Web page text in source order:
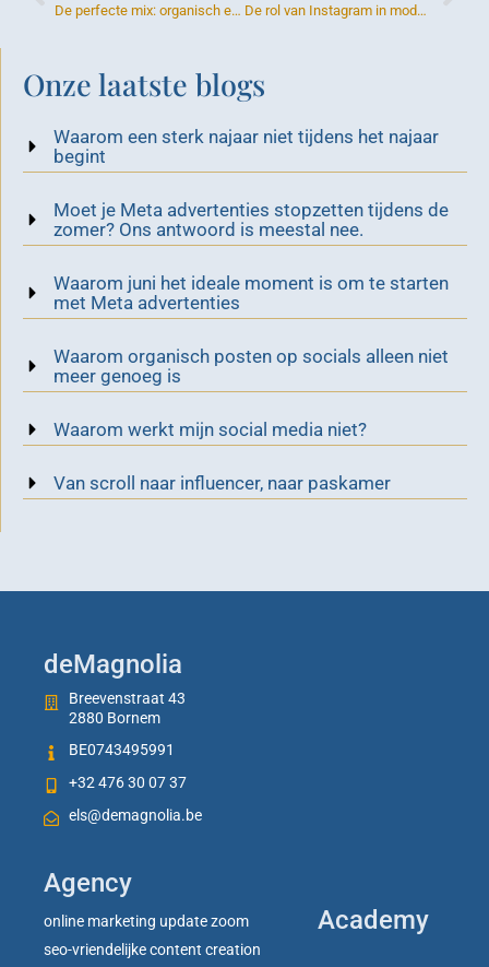
De perfecte mix: organisch en betaald beheer in social media marketing De rol van Instagram in moderne marketingstrategieën voor KMO’s en retailers
Onze laatste blogs
Waarom een sterk najaar niet tijdens het najaar
begint
Moet je Meta advertenties stopzetten tijdens de
zomer? Ons antwoord is meestal nee.
Waarom juni het ideale moment is om te starten
met Meta advertenties
Waarom organisch posten op socials alleen niet
meer genoeg is
Waarom werkt mijn social media niet?
Van scroll naar influencer, naar paskamer
deMagnolia
Breevenstraat 43
2880 Bornem
BE0743495991
+32 476 30 07 37
els@demagnolia.be
Agency
online marketing update zoom
seo-vriendelijke content creation
Academy